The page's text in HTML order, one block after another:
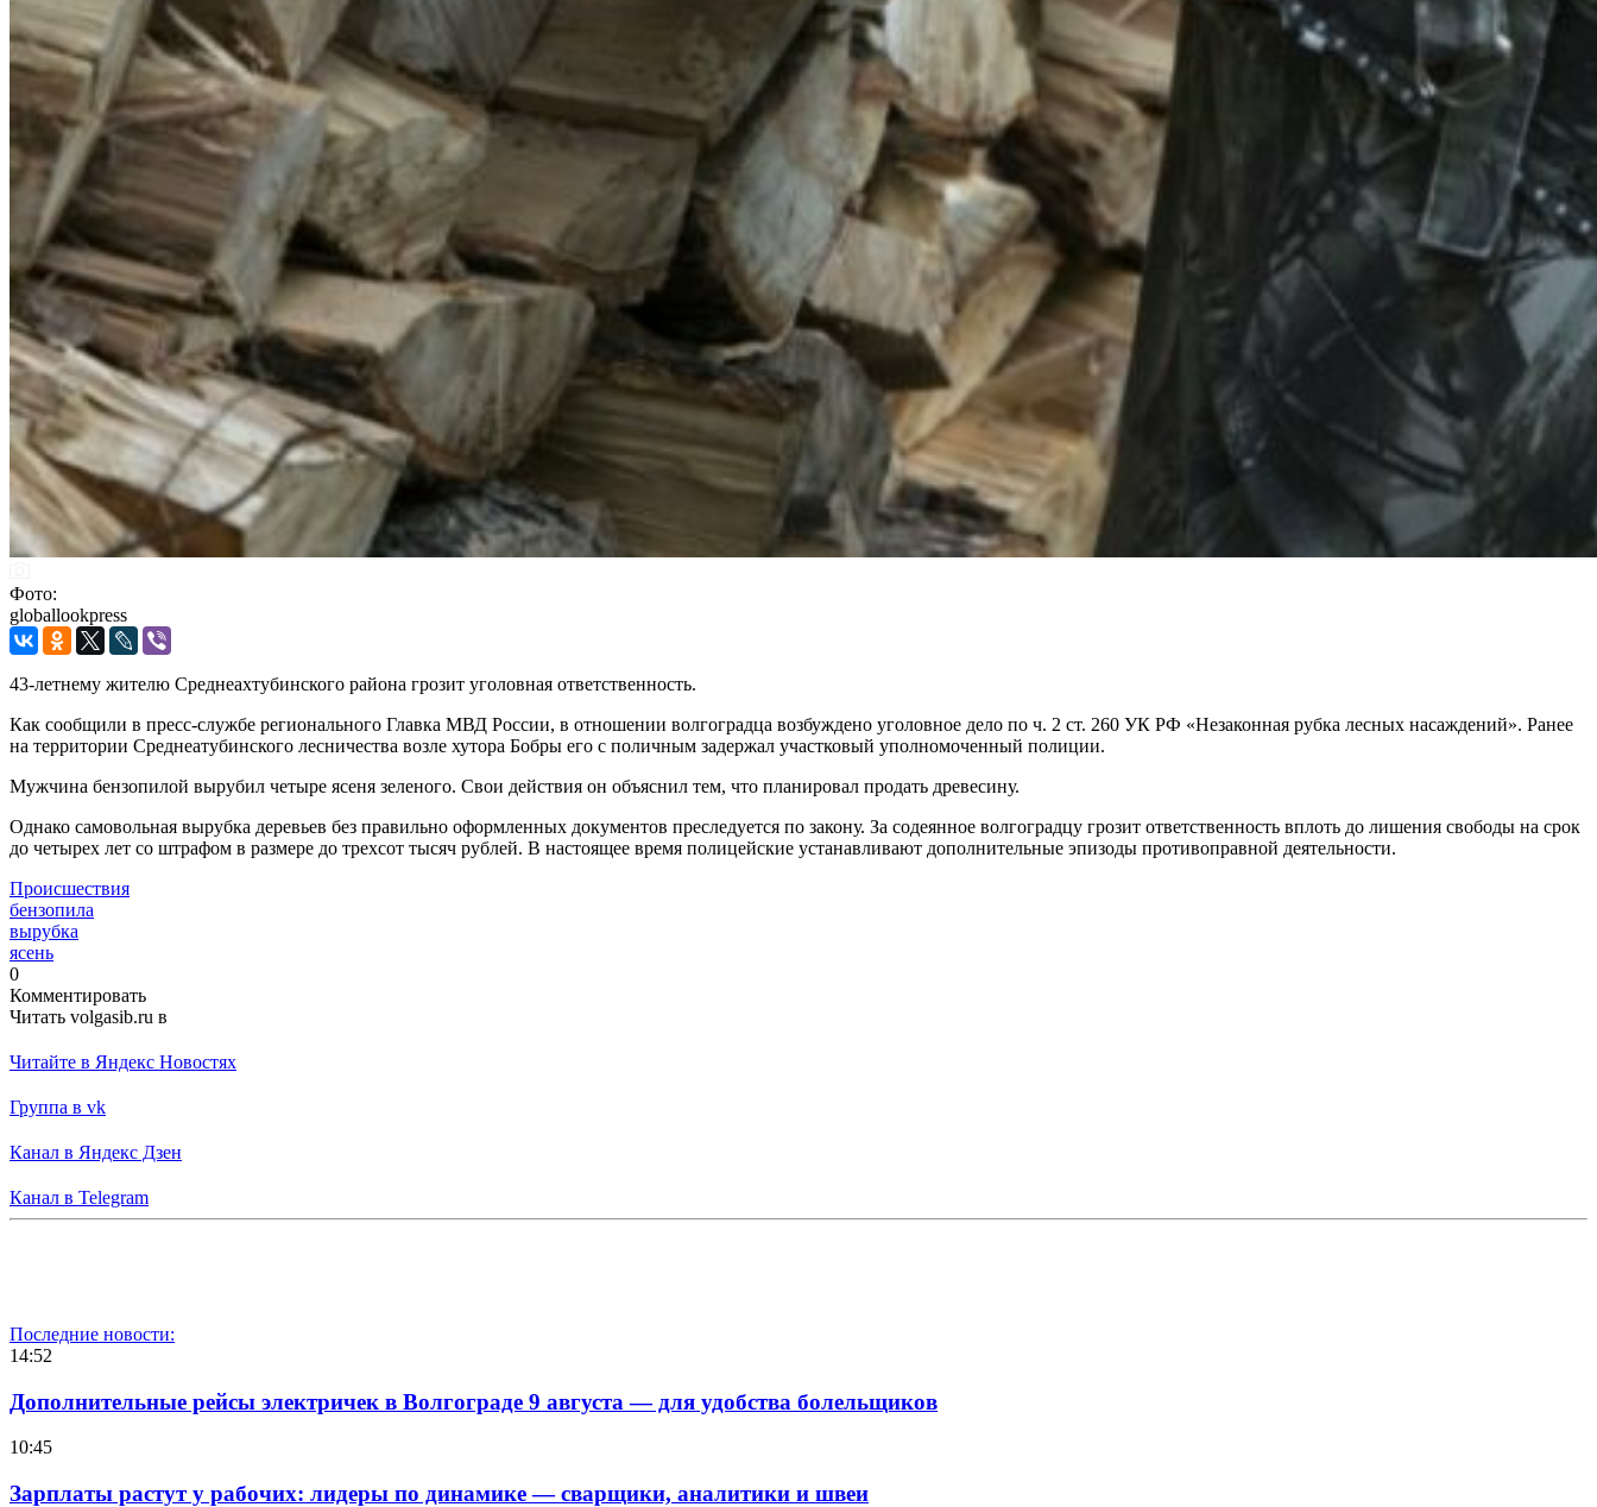
Фото:
globallookpress
43-летнему жителю Среднеахтубинского района грозит уголовная ответственность.
Как сообщили в пресс-службе регионального Главка МВД России, в отношении волгоградца возбуждено уголовное дело по ч. 2 ст. 260 УК РФ «Незаконная рубка лесных насаждений». Ранее
на территории Среднеатубинского лесничества возле хутора Бобры его с поличным задержал участковый уполномоченный полиции.
Мужчина бензопилой вырубил четыре ясеня зеленого. Свои действия он объяснил тем, что планировал продать древесину.
Однако самовольная вырубка деревьев без правильно оформленных документов преследуется по закону. За содеянное волгоградцу грозит ответственность вплоть до лишения свободы на срок
до четырех лет со штрафом в размере до трехсот тысяч рублей. В настоящее время полицейские устанавливают дополнительные эпизоды противоправной деятельности.
Происшествия
бензопила
вырубка
ясень
0
Комментировать
Читать volgasib.ru в
Читайте в Яндекс Новостях
Группа в vk
Канал в Яндекс Дзен
Канал в Telegram
Последние новости:
14:52
Дополнительные рейсы электричек в Волгограде 9 августа — для удобства болельщиков
10:45
Зарплаты растут у рабочих: лидеры по динамике — сварщики, аналитики и швеи